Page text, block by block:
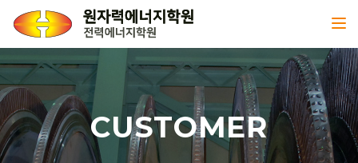
CUSTOMER